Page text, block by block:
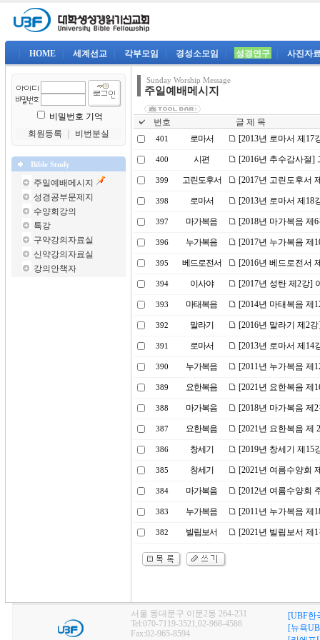
HOME 세계선교 각부모임 경성소모임 성경연구 사진자
비밀번호 기억
회원등록
비번분실
Bible Study
주일예배메시지
성경공부문제지
수양회강의
특강
구약강의자료실
신약강의자료실
강의안책자
Sunday Worship Message
주일예배메시지
번호 글 제 목
401 로마서 [2013년 로마서 제17
400 시편 [2016년 추수감사절]
399 고린도후서 [2017년 고린도후서
398 로마서 [2013년 로마서 제18
397 마가복음 [2018년 마가복음 제
396 누가복음 [2017년 누가복음 제
395 베드로전서 [2016년 베드로전서
394 이사야 [2017년 성탄 제2강]
393 마태복음 [2014년 마태복음 제
392 말라기 [2016년 말라기 제2
391 로마서 [2013년 로마서 제14
390 누가복음 [2011년 누가복음 제
389 요한복음 [2021년 요한복음 제
388 마가복음 [2018년 마가복음 제
387 요한복음 [2021년 요한복음 제
386 창세기 [2019년 창세기 제15
385 창세기 [2021년 여름수양회
384 마가복음 [2012년 여름수양회
383 누가복음 [2011년 누가복음 제
382 빌립보서 [2021년 빌립보서 제
서울 동대문구 이문2동 264-231
Tel:070-7119-3521,02-968-4586
Fax:02-965-8594
[UBF한
[뉴욕